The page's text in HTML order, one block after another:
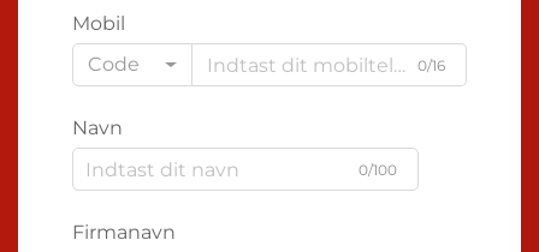
Mobil
Code
0/16
Navn
0/100
Firmanavn